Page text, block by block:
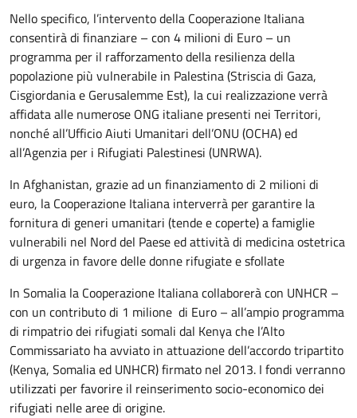
Nello specifico, l’intervento della Cooperazione Italiana
consentirà di finanziare – con 4 milioni di Euro – un
programma per il rafforzamento della resilienza della
popolazione più vulnerabile in Palestina (Striscia di Gaza,
Cisgiordania e Gerusalemme Est), la cui realizzazione verrà
affidata alle numerose ONG italiane presenti nei Territori,
nonché all’Ufficio Aiuti Umanitari dell’ONU (OCHA) ed
all’Agenzia per i Rifugiati Palestinesi (UNRWA).
In Afghanistan, grazie ad un finanziamento di 2 milioni di
euro, la Cooperazione Italiana interverrà per garantire la
fornitura di generi umanitari (tende e coperte) a famiglie
vulnerabili nel Nord del Paese ed attività di medicina ostetrica
di urgenza in favore delle donne rifugiate e sfollate
In Somalia la Cooperazione Italiana collaborerà con UNHCR –
con un contributo di 1 milione di Euro – all’ampio programma
di rimpatrio dei rifugiati somali dal Kenya che l’Alto
Commissariato ha avviato in attuazione dell’accordo tripartito
(Kenya, Somalia ed UNHCR) firmato nel 2013. I fondi verranno
utilizzati per favorire il reinserimento socio-economico dei
rifugiati nelle aree di origine.